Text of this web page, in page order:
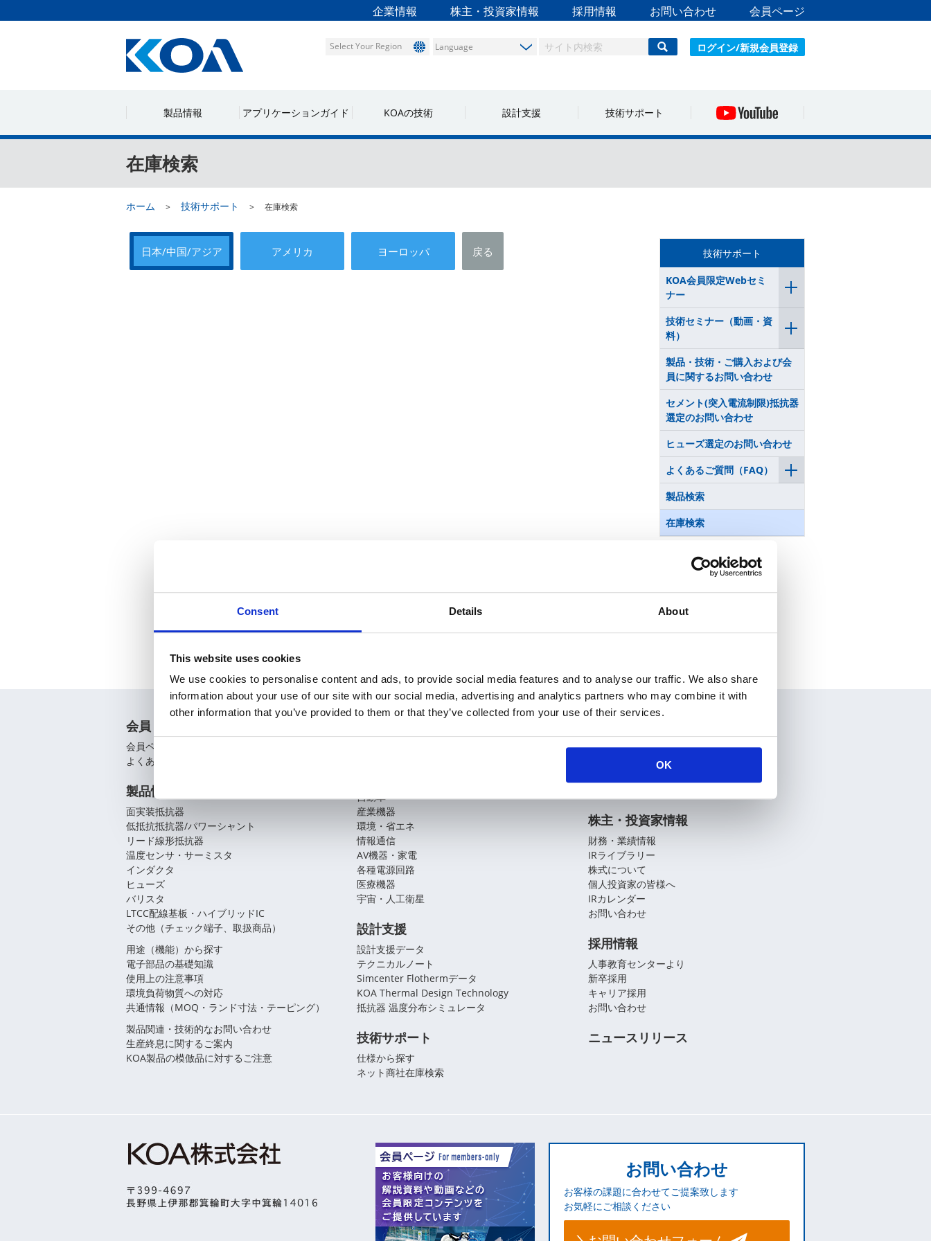
Consent Details About
This website uses cookies
We use cookies to personalise content and ads, to provide social media features and to analyse our traffic. We also share
information about your use of our site with our social media, advertising and analytics partners who may combine it with
other information that you’ve provided to them or that they’ve collected from your use of their services.
OK
企業情報 株主・投資家情報 採用情報 お問い合わせ 会員ページ
ログイン/新規会員登録
Select Your Region
製品情報 アプリケーションガイド KOAの技術 設計支援 技術サポート
在庫検索
ホーム 技術サポート 在庫検索
日本/中国/アジア アメリカ ヨーロッパ 戻る 技術サポート
KOA会員限定Webセミ
ナー
技術セミナー（動画・資
料）
製品・技術・ご購入および会
員に関するお問い合わせ
セメント(突入電流制限)抵抗器
選定のお問い合わせ
ヒューズ選定のお問い合わせ
よくあるご質問（FAQ）
製品検索
在庫検索
会員
会員ページ
よくあるご質問（FAQ）
製品情報
面実装抵抗器
低抵抗抵抗器/パワーシャント
リード線形抵抗器
温度センサ・サーミスタ
インダクタ
ヒューズ
バリスタ
LTCC配線基板・ハイブリッドIC
その他（チェック端子、取扱商品）
用途（機能）から探す
電子部品の基礎知識
使用上の注意事項
環境負荷物質への対応
共通情報（MOQ・ランド寸法・テーピング）
製品関連・技術的なお問い合わせ
生産終息に関するご案内
KOA製品の模倣品に対するご注意
自動車
産業機器
環境・省エネ
情報通信
AV機器・家電
各種電源回路
医療機器
宇宙・人工衛星
設計支援
設計支援データ
テクニカルノート
Simcenter Flothermデータ
KOA Thermal Design Technology
抵抗器 温度分布シミュレータ
技術サポート
仕様から探す
ネット商社在庫検索
会社概要
株主・投資家情報
財務・業績情報
IRライブラリー
株式について
個人投資家の皆様へ
IRカレンダー
お問い合わせ
採用情報
人事教育センターより
新卒採用
キャリア採用
お問い合わせ
ニュースリリース
お問い合わせ
お客様の課題に合わせてご提案致します
お気軽にご相談ください